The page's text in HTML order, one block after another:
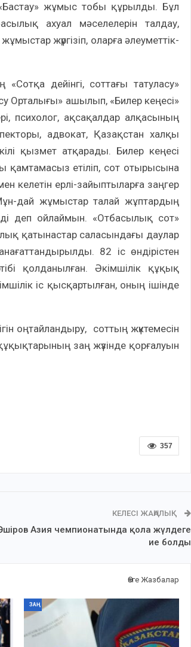
жұмыс тобы құрылды. Бұл
ахуал мәселелерін талдау,
жүргізіп, оларға әлеуметтік-
дейінгі, соттағы татуласу»
Орталығы» ашылып, «Билер кеңесі»
психолог, ақсақалдар алқасының
адвокат, Қазақстан халқы
қызмет атқарады. Билер кеңесі
қамтамасыз етіліп, сот отырысына
келетін ерлі-зайыптыларға заңгер
дай жұмыстар талай жұптардың
деп ойлаймын. «Отбасылық сот»
қатынастар саласындағы даулар
82 іс өндірістен
қолданылған. Әкімшілік құқық
іс қысқартылған, оның ішінде
оңтайландыру, соттың жүктемесін
заң жүзінде қорғалуын
357
КЕЛЕСІ ЖАҢАЛЫҚ
Азия чемпионатында қола жүлдеге
ие болды
Өзге Жазбалар
ЗАҢ